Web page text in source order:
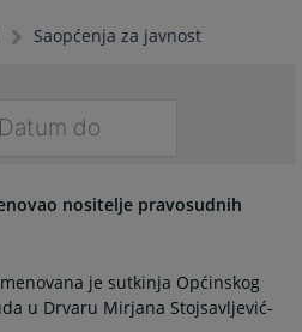
Saopćenja za javnost
nositelje pravosudnih
je sutkinja Općinskog
u Drvaru Mirjana Stojsavljević-